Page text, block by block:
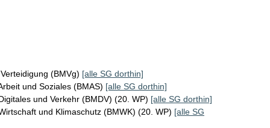
(BMVg) [alle SG dorthin]
und Soziales (BMAS) [alle SG dorthin]
und Verkehr (BMDV) (20. WP) [alle SG dorthin]
und Klimaschutz (BMWK) (20. WP) [alle SG